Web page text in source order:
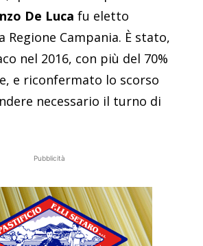
De Luca fu eletto
Regione Campania. È stato,
nel 2016, con più del 70%
e riconfermato lo scorso
necessario il turno di
Pubblicità